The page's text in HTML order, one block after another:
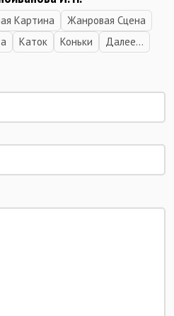
Картина
Жанровая Сцена
Каток Коньки Далее...